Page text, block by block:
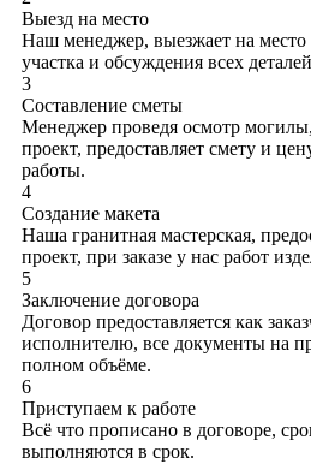
Выезд на место
Наш менеджер, выезжает на место
участка и обсуждения всех деталей
3
Составление сметы
Менеджер проведя осмотр могилы,
проект, предоставляет смету и
работы.
4
Создание макета
Наша гранитная мастерская,
проект, при заказе у нас работ
5
Заключение договора
Договор предоставляется как
исполнителю, все документы на
полном объёме.
6
Приступаем к работе
Всё что прописано в договоре,
выполняются в срок.